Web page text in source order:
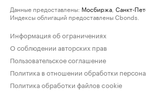
Данные предоставлены: Мосбиржа Санкт-
Индексы облигаций предоставлены Cbonds.
Информация об ограничениях
О соблюдении авторских прав
Пользовательское соглашение
Политика в отношении обработки
Политика обработки файлов cookie